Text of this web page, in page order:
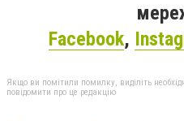
Facebook,
Якщо ви помітили помилку, виділіть
повідомити про це редакцію